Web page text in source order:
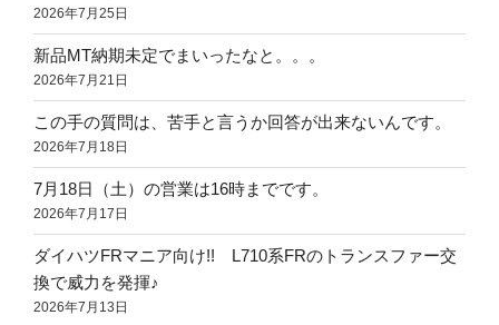
2026年7月25日
新品MT納期未定でまいったなと。。。
2026年7月21日
この手の質問は、苦手と言うか回答が出来ないんです。
2026年7月18日
7月18日（土）の営業は16時までです。
2026年7月17日
ダイハツFRマニア向け!! L710系FRのトランスファー交
換で威力を発揮♪
2026年7月13日